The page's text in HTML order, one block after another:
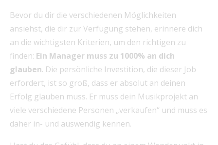
Bevor du dir die verschiedenen Möglichkeiten
ansiehst, die dir zur Verfügung stehen, erinnere dich
an die wichtigsten Kriterien, um den richtigen zu
finden: Ein Manager muss zu 1000% an dich
glauben. Die persönliche Investition, die dieser Job
erfordert, ist so groß, dass er absolut an deinen
Erfolg glauben muss. Er muss dein Musikprojekt an
viele verschiedene Personen „verkaufen“ und muss es
daher in- und auswendig kennen.